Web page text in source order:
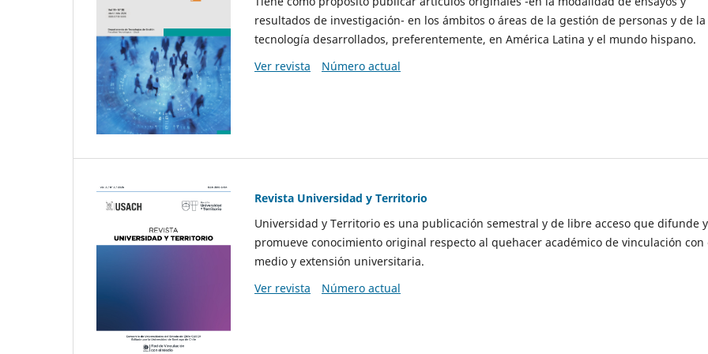
resultados de investigación- en los ámbitos o áreas de la gestión de personas y de la
tecnología desarrollados, preferentemente, en América Latina y el mundo hispano.
Ver revista
Número actual
Revista Universidad y Territorio
Universidad y Territorio es una publicación semestral y de libre acceso que difunde y
promueve conocimiento original respecto al quehacer académico de vinculación con
medio y extensión universitaria.
Ver revista
Número actual